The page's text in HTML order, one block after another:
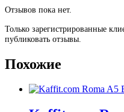
Отзывов пока нет.
Только зарегистрированные
публиковать отзывы.
Похожие